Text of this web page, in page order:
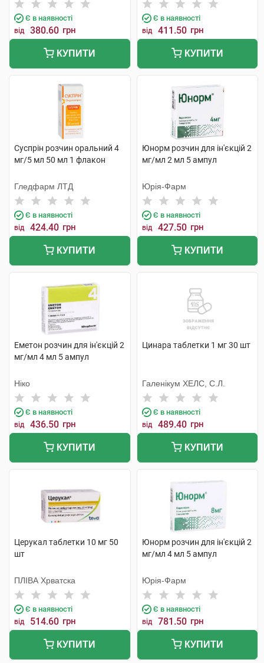
Є в наявності
від 380.60 грн
КУПИТИ
Є в наявності
від 411.50 грн
КУПИТИ
Суспрін розчин оральний 4
мг/5 мл 50 мл 1 флакон
Гледфарм ЛТД
Є в наявності
від 424.40 грн
КУПИТИ
Юнорм розчин для ін'єкцій 2
мг/мл 2 мл 5 ампул
Юрія-Фарм
Є в наявності
від 427.50 грн
КУПИТИ
Еметон розчин для ін'єкцій 2
мг/мл 4 мл 5 ампул
Ніко
Є в наявності
від 436.50 грн
КУПИТИ
Цинара таблетки 1 мг 30 шт
Галенікум ХЕЛС, С.Л.
Є в наявності
від 489.40 грн
КУПИТИ
Церукал таблетки 10 мг 50
шт
ПЛІВА Хрватска
Є в наявності
від 514.60 грн
КУПИТИ
Юнорм розчин для ін'єкцій 2
мг/мл 4 мл 5 ампул
Юрія-Фарм
Є в наявності
від 781.50 грн
КУПИТИ